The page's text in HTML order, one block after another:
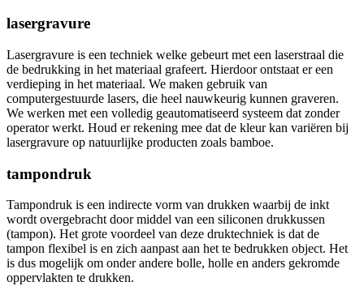
lasergravure
Lasergravure is een techniek welke gebeurt met een laserstraal die
de bedrukking in het materiaal grafeert. Hierdoor ontstaat er een
verdieping in het materiaal. We maken gebruik van
computergestuurde lasers, die heel nauwkeurig kunnen graveren.
We werken met een volledig geautomatiseerd systeem dat zonder
operator werkt. Houd er rekening mee dat de kleur kan variëren bij
lasergravure op natuurlijke producten zoals bamboe.
tampondruk
Tampondruk is een indirecte vorm van drukken waarbij de inkt
wordt overgebracht door middel van een siliconen drukkussen
(tampon). Het grote voordeel van deze druktechniek is dat de
tampon flexibel is en zich aanpast aan het te bedrukken object. Het
is dus mogelijk om onder andere bolle, holle en anders gekromde
oppervlakten te drukken.